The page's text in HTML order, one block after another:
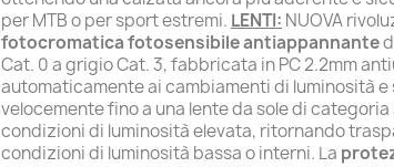
per MTB o per sport estremi. LENTI: NUOVA
fotocromatica fotosensibile antiappannante
Cat. 0 a grigio Cat. 3, fabbricata in PC 2.2mm
automaticamente ai cambiamenti di luminosità e
velocemente fino a una lente da sole di categoria
condizioni di luminosità elevata, ritornando
condizioni di luminosità bassa o interni. La